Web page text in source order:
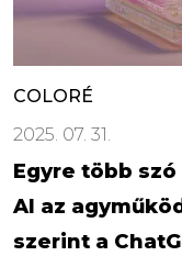
COLORÉ
2025. 07. 31.
Egyre több
AI az
szerint a